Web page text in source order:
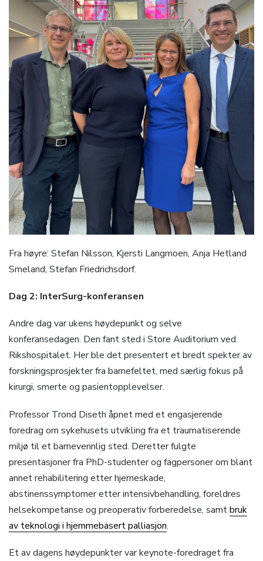
Fra høyre: Stefan Nilsson, Kjersti Langmoen, Anja Hetland
Smeland, Stefan Friedrichsdorf.
Dag 2: InterSurg-konferansen
Andre dag var ukens høydepunkt og selve
konferansedagen. Den fant sted i Store Auditorium ved
Rikshospitalet. Her ble det presentert et bredt spekter av
forskningsprosjekter fra barnefeltet, med særlig fokus på
kirurgi, smerte og pasientopplevelser.
Professor Trond Diseth åpnet med et engasjerende
foredrag om sykehusets utvikling fra et traumatiserende
miljø til et barnevennlig sted. Deretter fulgte
presentasjoner fra PhD-studenter og fagpersoner om blant
annet rehabilitering etter hjerneskade,
abstinenssymptomer etter intensivbehandling, foreldres
helsekompetanse og preoperativ forberedelse, samtbruk
av teknologi i hjemmebasert palliasjon.
Et av dagens høydepunkter var keynote-foredraget fra